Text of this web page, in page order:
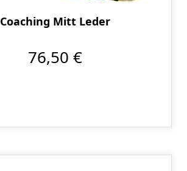
Coaching Mitt Leder
76,50 €